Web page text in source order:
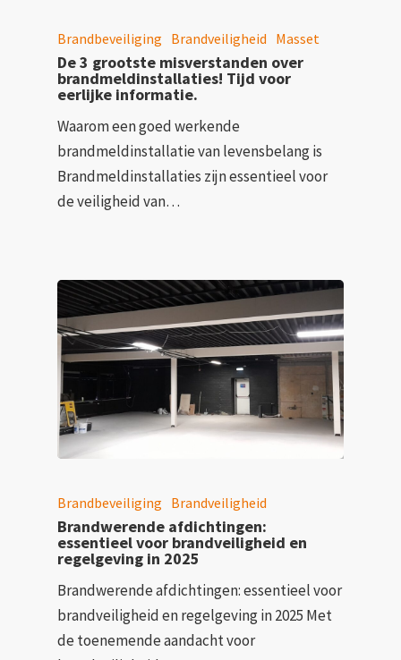
Brandbeveiliging Brandveiligheid Masset
De 3 grootste misverstanden over
brandmeldinstallaties! Tijd voor
eerlijke informatie.
Waarom een goed werkende
brandmeldinstallatie van levensbelang is
Brandmeldinstallaties zijn essentieel voor
de veiligheid van…
Brandbeveiliging Brandveiligheid
Brandwerende afdichtingen:
essentieel voor brandveiligheid en
regelgeving in 2025
Brandwerende afdichtingen: essentieel voor
brandveiligheid en regelgeving in 2025 Met
de toenemende aandacht voor